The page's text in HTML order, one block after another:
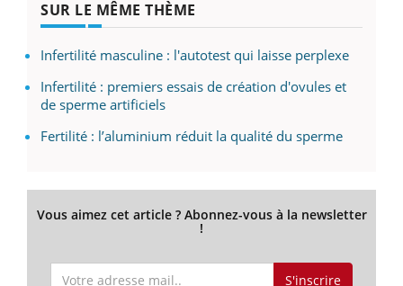
SUR LE MÊME THÈME
Infertilité masculine : l'autotest qui laisse perplexe
Infertilité : premiers essais de création d'ovules et
de sperme artificiels
Fertilité : l’aluminium réduit la qualité du sperme
Vous aimez cet article ? Abonnez-vous à la newsletter
!
S'inscrire